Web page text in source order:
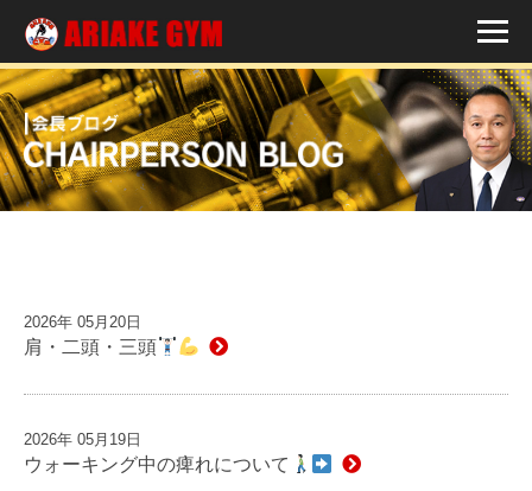
2026年 05月20日
肩・二頭・三頭
2026年 05月19日
ウォーキング中の痺れについて